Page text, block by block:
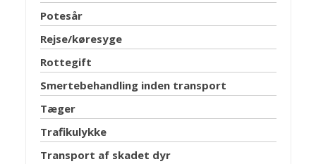
Potesår
Rejse/køresyge
Rottegift
Smertebehandling inden transport
Tæger
Trafikulykke
Transport af skadet dyr